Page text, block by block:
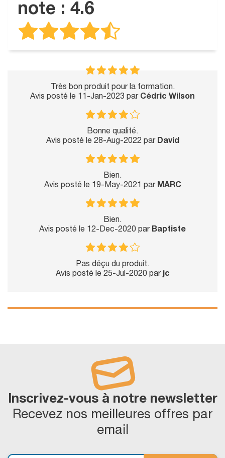
note : 4.6
Très bon produit pour la formation.
Avis posté le 11-Jan-2023 par Cédric Wilson
Bonne qualité.
Avis posté le 28-Aug-2022 par David
Bien.
Avis posté le 19-May-2021 par MARC
Bien.
Avis posté le 12-Dec-2020 par Baptiste
Pas déçu du produit.
Avis posté le 25-Jul-2020 parjc
Inscrivez-vous à notre newsletter
Recevez nos meilleures offres par
email